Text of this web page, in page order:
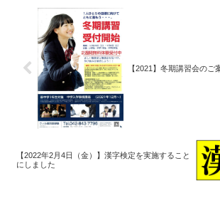
【2021】冬期講習会のご
【2022年2月4日（金）】漢字検定を実施すること
にしました